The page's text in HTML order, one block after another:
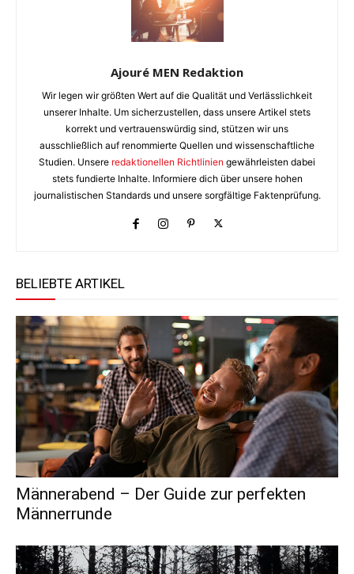
Ajouré MEN Redaktion
Wir legen wir größten Wert auf die Qualität und Verlässlichkeit
unserer Inhalte. Um sicherzustellen, dass unsere Artikel stets
korrekt und vertrauenswürdig sind, stützen wir uns
ausschließlich auf renommierte Quellen und wissenschaftliche
Studien. Unsere redaktionellen Richtlinien gewährleisten dabei
stets fundierte Inhalte. Informiere dich über unsere hohen
journalistischen Standards und unsere sorgfältige Faktenprüfung.
BELIEBTE ARTIKEL
Männerabend – Der Guide zur perfekten
Männerrunde